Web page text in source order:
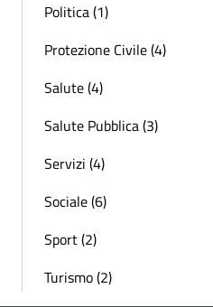
Politica (1)
Protezione Civile (4)
Salute (4)
Salute Pubblica (3)
Servizi (4)
Sociale (6)
Sport (2)
Turismo (2)